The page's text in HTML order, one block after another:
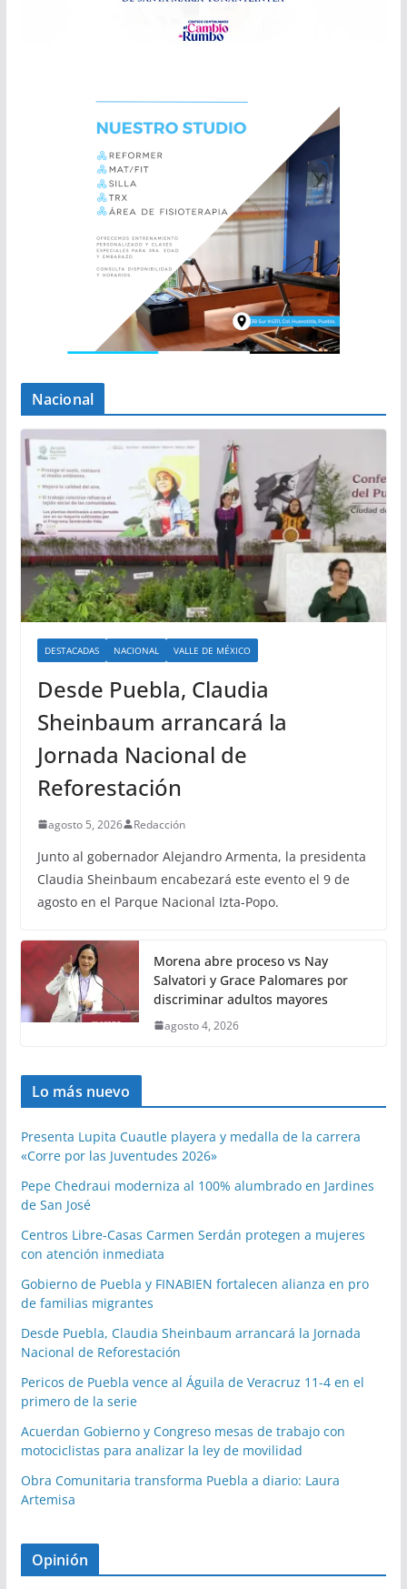
Nacional
DESTACADAS NACIONAL VALLE DE MÉXICO
Desde Puebla, Claudia
Sheinbaum arrancará la
Jornada Nacional de
Reforestación
agosto 5, 2026 Redacción
Junto al gobernador Alejandro Armenta, la presidenta
Claudia Sheinbaum encabezará este evento el 9 de
agosto en el Parque Nacional Izta-Popo.
Morena abre proceso vs Nay
Salvatori y Grace Palomares por
discriminar adultos mayores
agosto 4, 2026
Lo más nuevo
Presenta Lupita Cuautle playera y medalla de la carrera
«Corre por las Juventudes 2026»
Pepe Chedraui moderniza al 100% alumbrado en Jardines
de San José
Centros Libre-Casas Carmen Serdán protegen a mujeres
con atención inmediata
Gobierno de Puebla y FINABIEN fortalecen alianza en pro
de familias migrantes
Desde Puebla, Claudia Sheinbaum arrancará la Jornada
Nacional de Reforestación
Pericos de Puebla vence al Águila de Veracruz 11-4 en el
primero de la serie
Acuerdan Gobierno y Congreso mesas de trabajo con
motociclistas para analizar la ley de movilidad
Obra Comunitaria transforma Puebla a diario: Laura
Artemisa
Opinión